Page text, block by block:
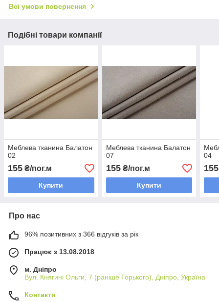
Всі умови повернення
Подібні товари компанії
Меблева тканина Балатон
02
155 ₴/пог.м
Купити
Меблева тканина Балатон
07
155₴/пог.м
Купити
04
155
Про нас
96% позитивних з 366 відгуків за рік
Працює з 13.08.2018
м. Дніпро
Вул. Княгині Ольги, 7 (раніше Горького), Дніпро, Україна
Контакти